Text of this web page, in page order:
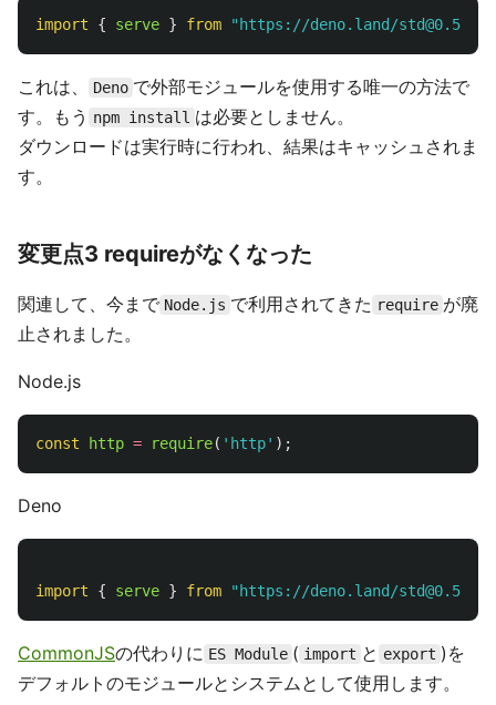
import { serve } from " https://deno.land/
これは、 Deno で外部モジュールを使用する唯一の方法で
す。もう npm install は必要としません。
ダウンロードは実行時に行われ、結果はキャッシュされま
す。
変更点3 requireがなくなった
関連して、今まで Node.js で利用されてきた require が廃
止されました。
Node.js
const http = require( ' http' );
Deno
import { serve } from " https://deno.land/
CommonJSの代わりに ES Module ( import と export )を
デフォルトのモジュールとシステムとして使用します。